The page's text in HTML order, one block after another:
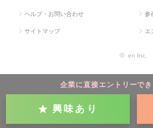
企業に直接エントリーで
興味あり
ヘルプ・お問い合わせ 参
サイトマップ エ
© en Inc.